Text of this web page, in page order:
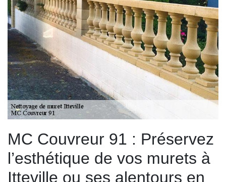
MC Couvreur 91 : Préservez
l’esthétique de vos murets à
Itteville ou ses alentours en